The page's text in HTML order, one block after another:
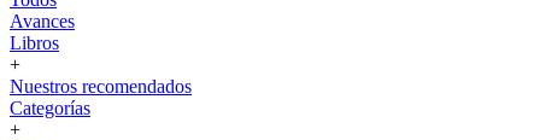
Avances
Libros
+
Nuestros recomendados
Categorías
+